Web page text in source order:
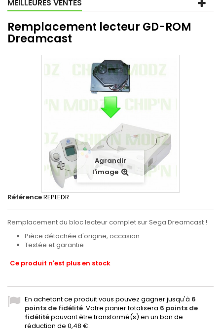
MEILLEURES VENTES
Remplacement lecteur GD-ROM
Dreamcast
Agrandir
l'image
RéférenceREPLEDR
Remplacement du bloc lecteur complet sur Sega Dreamcast !
Pièce détachée d'origine, occasion
Testée et garantie
Ce produit n'est plus en stock
En achetant ce produit vous pouvez gagner jusqu'à 6
points de fidélité. Votre panier totalisera 6 points de
fidélitépouvant être transformé(s) en un bon de
réduction de 0,48 €.